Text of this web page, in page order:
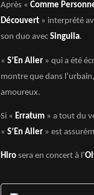
Après « Comme
Découvert » interprété
son duo avec Singuila.
« S’En Aller » qui a été
montre que dans
amoureux.
Si « Erratum » a tout du
« S’En Aller » est
Hiro sera en concert à l’